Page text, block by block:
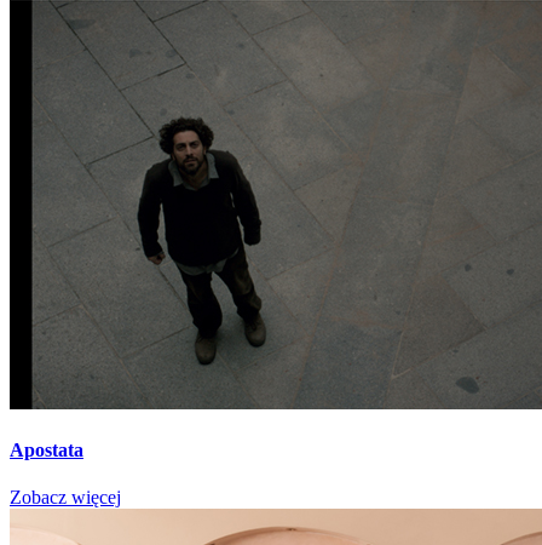
Apostata
Zobacz więcej